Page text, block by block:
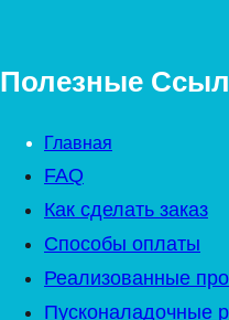
Полезные
Главная
FAQ
Как сделать заказ
Способы оплаты
Реализованные
Пусконаладочные